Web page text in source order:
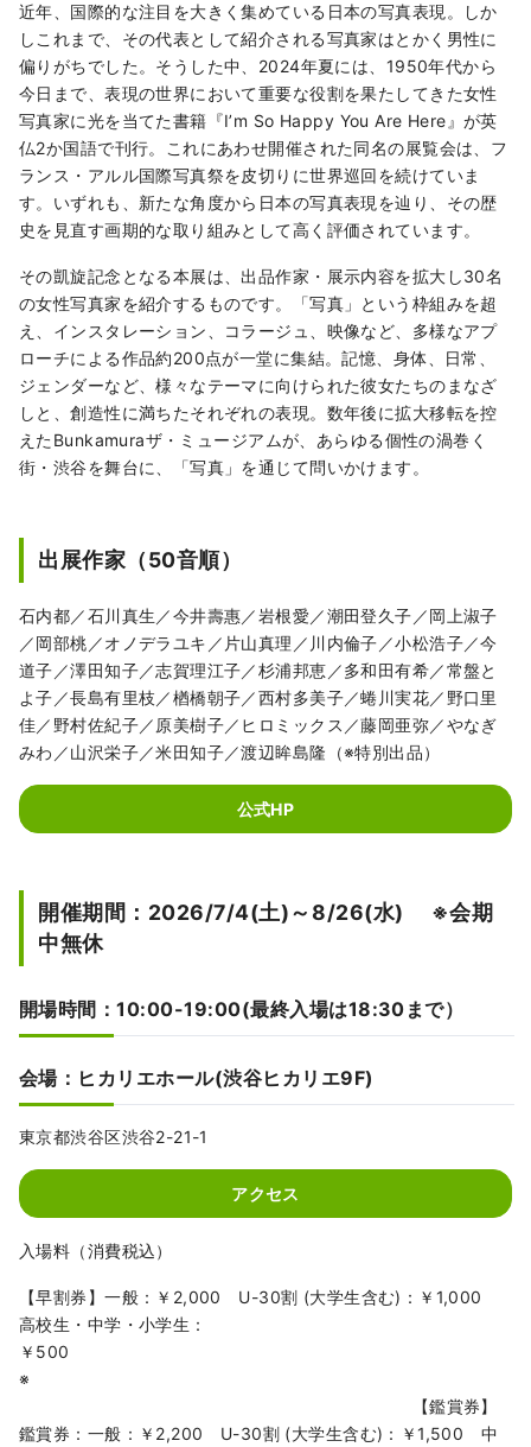
ルリアンタワー能楽堂の運営を行っていま
す。いずれの文化施設も会場の特徴を生かし
たオリジナル企画を軸とし、良質な文化を創
造し発信しています。また、幅広く文化・芸
術に触れていただく一助として、共通のテー
マをジャンルや施設をまたいで紹介するなど
の取り組みも行っています。
近年、国際的な注目を大きく集めている日本の写真表現。しか
しこれまで、その代表として紹介される写真家はとかく男性に
偏りがちでした。そうした中、2024年夏には、1950年代から
今日まで、表現の世界において重要な役割を果たしてきた女性
写真家に光を当てた書籍『I’m So Happy You Are Here』が英
仏2か国語で刊行。これにあわせ開催された同名の展覧会は、フ
ランス・アルル国際写真祭を皮切りに世界巡回を続けていま
す。いずれも、新たな角度から日本の写真表現を辿り、その歴
史を見直す画期的な取り組みとして高く評価されています。
その凱旋記念となる本展は、出品作家・展示内容を拡大し30名
の女性写真家を紹介するものです。「写真」という枠組みを超
え、インスタレーション、コラージュ、映像など、多様なアプ
ローチによる作品約200点が一堂に集結。記憶、身体、日常、
ジェンダーなど、様々なテーマに向けられた彼女たちのまなざ
しと、創造性に満ちたそれぞれの表現。数年後に拡大移転を控
えたBunkamuraザ・ミュージアムが、あらゆる個性の渦巻く
街・渋谷を舞台に、「写真」を通じて問いかけます。
出展作家（50音順）
石内都／石川真生／今井壽惠／岩根愛／潮田登久子／岡上淑子
／岡部桃／オノデラユキ／片山真理／川内倫子／小松浩子／今
道子／澤田知子／志賀理江子／杉浦邦恵／多和田有希／常盤と
よ子／長島有里枝／楢橋朝子／西村多美子／蜷川実花／野口里
佳／野村佐紀子／原美樹子／ヒロミックス／藤岡亜弥／やなぎ
みわ／山沢栄子／米田知子／渡辺眸島隆（※特別出品）
公式HP
開催期間：2026/7/4(土)～8/26(水) ※会期
中無休
開場時間：10:00-19:00(最終入場は18:30まで）
会場：ヒカリエホール(渋谷ヒカリエ9F)
東京都渋谷区渋谷2-21-1
アクセス
入場料（消費税込）
【早割券】一般：￥2,000 U-30割 (大学生含む)：￥1,000
高校生・中学・小学生：
￥500
※
【鑑賞券】
鑑賞券：一般：￥2,200 U-30割 (大学生含む)：￥1,500 中